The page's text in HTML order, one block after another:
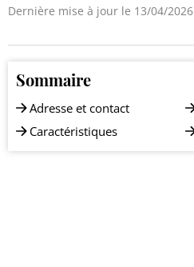
Dernière mise à jour le 13/04/2026
Sommaire
Adresse et contact
Caractéristiques